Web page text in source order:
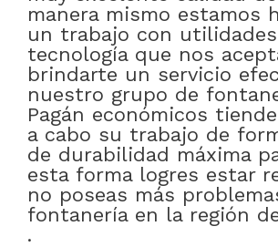
manera mismo estamos
un trabajo con
tecnología que nos
brindarte un servicio
nuestro grupo de
Pagán económicos
a cabo su trabajo de
de durabilidad máxima
esta forma logres estar
no poseas más
fontanería en la región
.